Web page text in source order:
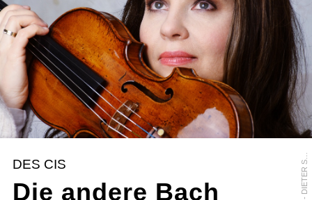
N
Z
DES CIS
Die andere Bach